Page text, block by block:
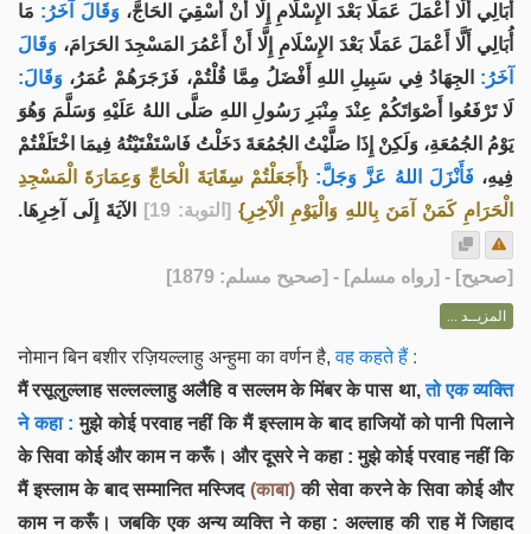
أُبَالِي أَلَّا أَعْمَلَ عَمَلًا بَعْدَ الإِسْلَامِ إِلَّا أَنْ أُسْقِيَ الحَاجَّ، وَقَالَ آخَرُ: مَا
أُبَالِي أَلَّا أَعْمَلَ عَمَلًا بَعْدَ الإِسْلَامِ إِلَّا أَنْ أَعْمُرَ المَسْجِدَ الحَرَامَ، وَقَالَ
آخَرُ: الجِهَادُ فِي سَبِيلِ اللهِ أَفْضَلُ مِمَّا قُلْتُمْ، فَزَجَرَهُمْ عُمَرُ، وَقَالَ:
لَا تَرْفَعُوا أَصْوَاتَكُمْ عِنْدَ مِنْبَرِ رَسُولِ اللهِ صَلَّى اللهُ عَلَيْهِ وَسَلَّمَ وَهُوَ
يَوْمُ الجُمُعَةِ، وَلَكِنْ إِذَا صَلَّيْتُ الجُمُعَةَ دَخَلْتُ فَاسْتَفْتَيْتُهُ فِيمَا اخْتَلَفْتُمْ
فِيهِ، فَأَنْزَلَ اللهُ عَزَّ وَجَلَّ: {أَجَعَلْتُمْ سِقَايَةَ الْحَاجِّ وَعِمَارَةَ الْمَسْجِدِ
الْحَرَامِ كَمَنْ آمَنَ بِاللهِ وَالْيَوْمِ الْآخِرِ} [التوبة: 19] الآيَةَ إِلَى آخِرِهَا.
[صحيح] - [رواه مسلم] - [صحيح مسلم: 1879]
المزيــد ...
नोमान बिन बशीर रज़ियल्लाहु अन्हुमा का वर्णन है, वह कहते हैं :
मैं रसूलुल्लाह सल्लल्लाहु अलैहि व सल्लम के मिंबर के पास था,तो एक व्यक्ति
ने कहा : मुझे कोई परवाह नहीं कि मैं इस्लाम के बाद हाजियों को पानी पिलाने
के सिवा कोई और काम न करूँ। और दूसरे ने कहा : मुझे कोई परवाह नहीं कि
मैं इस्लाम के बाद सम्मानित मस्जिद(काबा) की सेवा करने के सिवा कोई और
काम न करूँ। जबकि एक अन्य व्यक्ति ने कहा : अल्लाह की राह में जिहाद